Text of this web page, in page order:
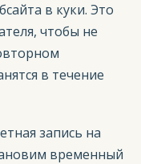
в куки. Это
чтобы не
в течение
запись на
временный